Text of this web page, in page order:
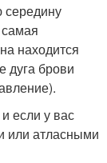
середину
находится
дуга брови
если у вас
или атласными